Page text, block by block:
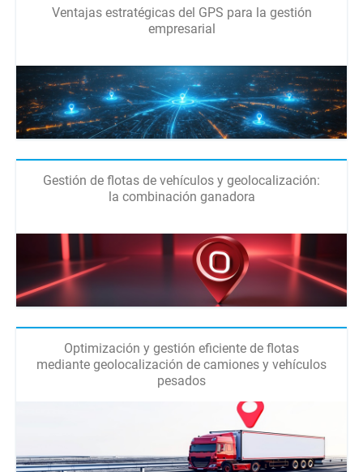
Ventajas estratégicas del GPS para la gestión
empresarial
Gestión de flotas de vehículos y geolocalización:
la combinación ganadora
Optimización y gestión eficiente de flotas
mediante geolocalización de camiones y vehículos
pesados